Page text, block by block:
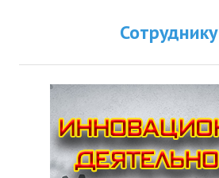
Сотруднику